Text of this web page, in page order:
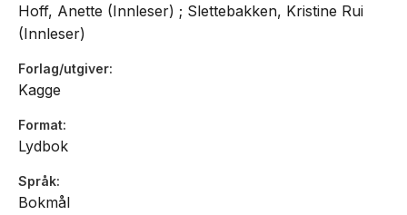
Hoff, Anette (Innleser) ; Slettebakken, Kristine Rui
(Innleser)
Forlag/utgiver
Kagge
Format
Lydbok
Språk
Bokmål